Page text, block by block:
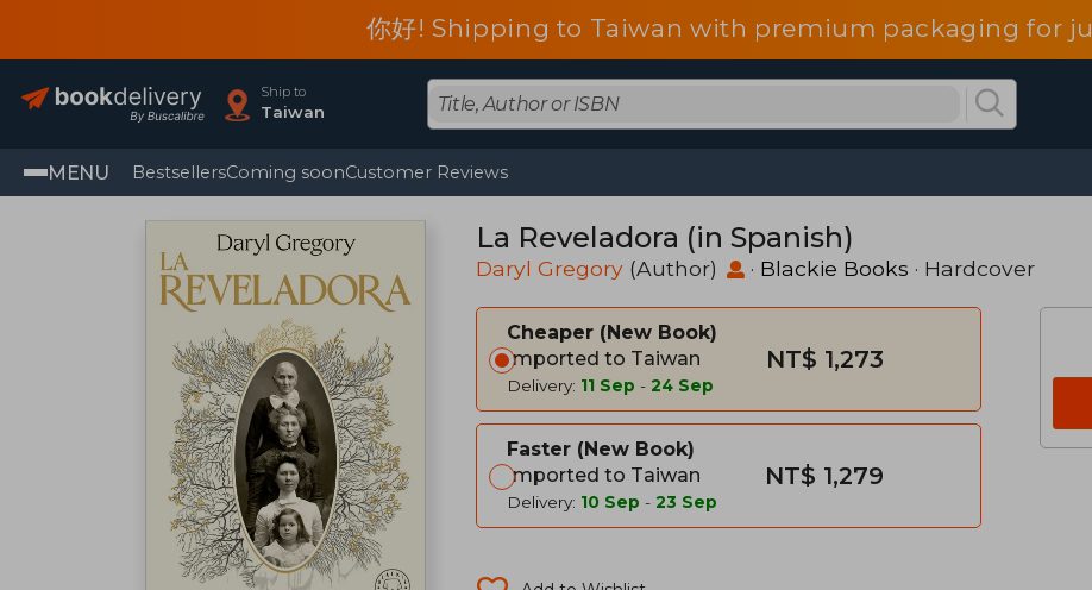
你好! Shipping to Taiwan with premium packaging for
Ship to
Taiwan
MENU BestsellersComing soonCustomer Reviews
La Reveladora (in Spanish)
Daryl Gregory (Author) · Blackie Books · Hardcover
Cheaper
New Book
Imported to Taiwan
Delivery: 11 Sep - 24 Sep
NT$ 1,273
Faster
New Book
Imported to Taiwan
Delivery: 10 Sep - 23 Sep
NT$ 1,279